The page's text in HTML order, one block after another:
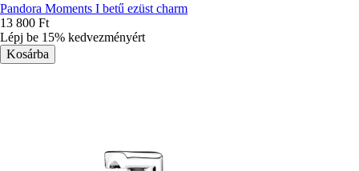
Pandora Moments I betű ezüst charm
13 800 Ft
Lépj be 15% kedvezményért